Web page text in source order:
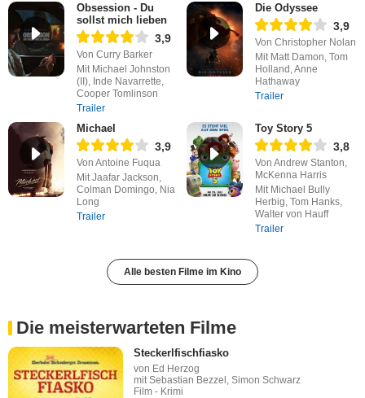
Obsession - Du
sollst mich lieben
3,9
Von Curry Barker
Mit Michael Johnston
(II), Inde Navarrette,
Cooper Tomlinson
Trailer
Die Odyssee
3,9
Von Christopher Nolan
Mit Matt Damon, Tom
Holland, Anne
Hathaway
Trailer
Michael
3,9
Von Antoine Fuqua
Mit Jaafar Jackson,
Colman Domingo, Nia
Long
Trailer
Toy Story 5
3,8
Von Andrew Stanton,
McKenna Harris
Mit Michael Bully
Herbig, Tom Hanks,
Walter von Hauff
Trailer
Alle besten Filme im Kino
Die meisterwarteten Filme
Steckerlfischfiasko
von Ed Herzog
mit Sebastian Bezzel, Simon Schwarz
Film - Krimi